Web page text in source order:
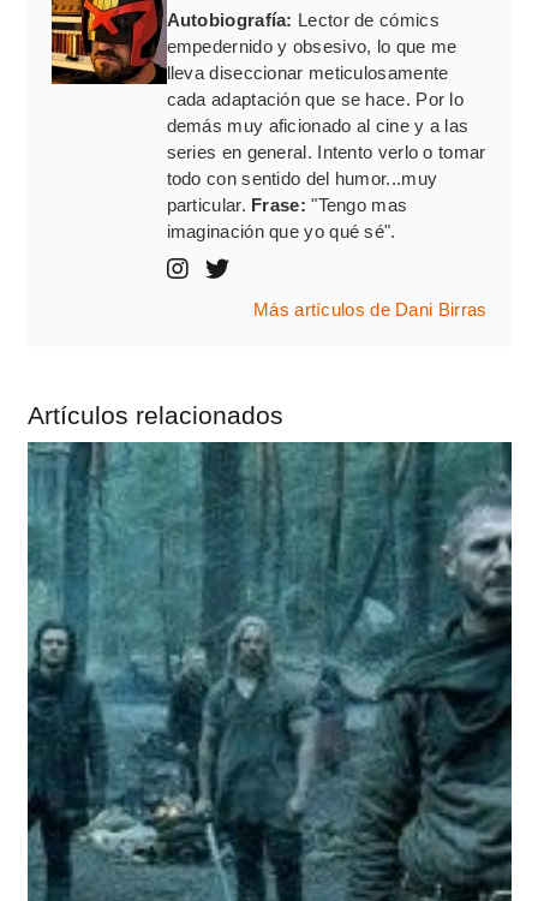
Autobiografía: Lector de cómics
empedernido y obsesivo, lo que me
lleva diseccionar meticulosamente
cada adaptación que se hace. Por lo
demás muy aficionado al cine y a las
series en general. Intento verlo o tomar
todo con sentido del humor...muy
particular. Frase: "Tengo mas
imaginación que yo qué sé".
Más artículos de Dani Birras
Artículos relacionados